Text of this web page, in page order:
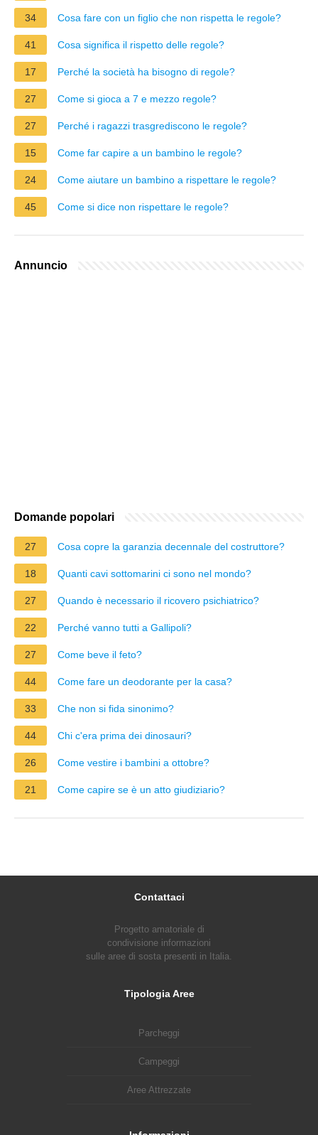
34 Cosa fare con un figlio che non rispetta le regole?
41 Cosa significa il rispetto delle regole?
17 Perché la società ha bisogno di regole?
27 Come si gioca a 7 e mezzo regole?
27 Perché i ragazzi trasgrediscono le regole?
15 Come far capire a un bambino le regole?
24 Come aiutare un bambino a rispettare le regole?
45 Come si dice non rispettare le regole?
Annuncio
Domande popolari
27 Cosa copre la garanzia decennale del costruttore?
18 Quanti cavi sottomarini ci sono nel mondo?
27 Quando è necessario il ricovero psichiatrico?
22 Perché vanno tutti a Gallipoli?
27 Come beve il feto?
44 Come fare un deodorante per la casa?
33 Che non si fida sinonimo?
44 Chi c'era prima dei dinosauri?
26 Come vestire i bambini a ottobre?
21 Come capire se è un atto giudiziario?
Contattaci
Progetto amatoriale di
condivisione informazioni
sulle aree di sosta presenti in Italia.
Tipologia Aree
Parcheggi
Campeggi
Aree Attrezzate